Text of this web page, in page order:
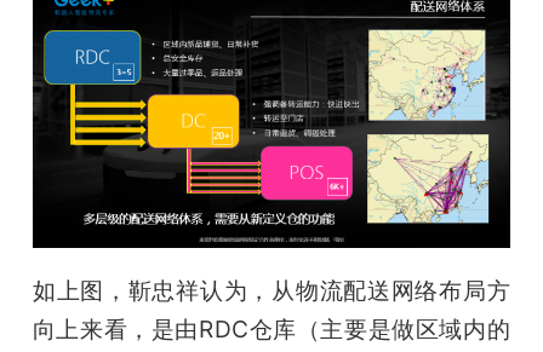
如上图，靳忠祥认为，从物流配送网络布局方
向上来看，是由RDC仓库（主要是做区域内的